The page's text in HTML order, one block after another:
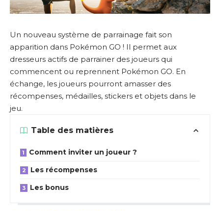
Un nouveau système de parrainage fait son
apparition dans Pokémon GO ! Il permet aux
dresseurs actifs de parrainer des joueurs qui
commencent ou reprennent Pokémon GO. En
échange, les joueurs pourront amasser des
récompenses, médailles, stickers et objets dans le
jeu.
Table des matières
Comment inviter un joueur ?
Les récompenses
Les bonus